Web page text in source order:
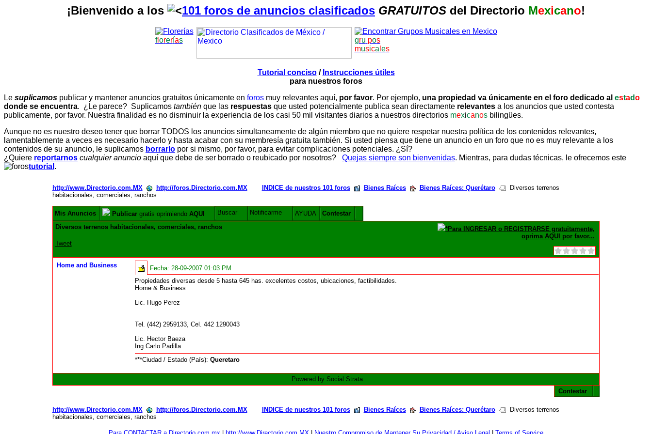
¡Bienvenido a los 101 foros de anuncios clasificados GRATUITOS del Directorio Mexicano!
florerías gru pos
musica es
Tutorial conciso/ Instrucciones útiles
para nuestros foros
Le suplicamos publicar y mantener anuncios gratuitos únicamente en foros muy relevantes aquí, por favor. Por ejemplo, una propiedad va únicamente en el foro dedicado al estado
donde se encuentra. ¿Le parece? Suplicamos también que las respuestas que usted potencialmente publica sean directamente relevantes a los anuncios que usted contesta
publicamente, por favor. Nuestra finalidad es no disminuir la experiencia de los casi 50 mil visitantes diarios a nuestros directorios mexicanos bilingües.
Aunque no es nuestro deseo tener que borrar TODOS los anuncios simultaneamente de algún miembro que no quiere respetar nuestra política de los contenidos relevantes,
lamentablemente a veces es necesario hacerlo y hasta acabar con su membresía gratuita también. Si usted piensa que tiene un anuncio en un foro que no es muy relevante a los
contenidos de su anuncio, le suplicamos borrarlo por si mismo, por favor, para evitar complicaciones potenciales. ¿Sí?
¿Quiere reportarnos cualquier anuncio aquí que debe de ser borrado o reubicado por nosotros? Quejas siempre son bienvenidas. Mientras, para dudas técnicas, le ofrecemos este
tutorial .
http://www.Directorio.com.MX http://foros.Directorio.com.MX INDICE de nuestros 101 foros Bienes Raíces Bienes Raíces: Querétaro
Diversos terrenos
habitacionales, comerciales, ranchos
Mis Anuncios Publicargratis oprimiendo AQUI Buscar Notificarme AYUDA
Contestar
Diversos terrenos habitacionales, comerciales, ranchos
Tweet
*Para INGRESAR o REGISTRARSE gratuitamente,
oprima AQUI por favor...
Home and Business Fecha: 28-09-2007 01:03 PM
Propiedades diversas desde 5 hasta 645 has. excelentes costos, ubicaciones, factibilidades.
Home & Business
Lic. Hugo Perez
Tel. (442) 2959133, Cel. 442 1290043
Lic. Hector Baeza
Ing.Carlo Padilla
***Ciudad / Estado (País): Queretaro
Powered by Social Strata
Contestar
http://www.Directorio.com.MX http://foros.Directorio.com.MX INDICE de nuestros 101 foros Bienes Raíces Bienes Raíces: Querétaro
Diversos terrenos
habitacionales, comerciales, ranchos